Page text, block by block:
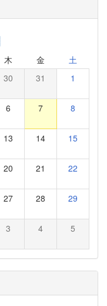
木 金 土
30 31 1
6 7 8
13 14 15
20 21 22
27 28 29
3 4 5